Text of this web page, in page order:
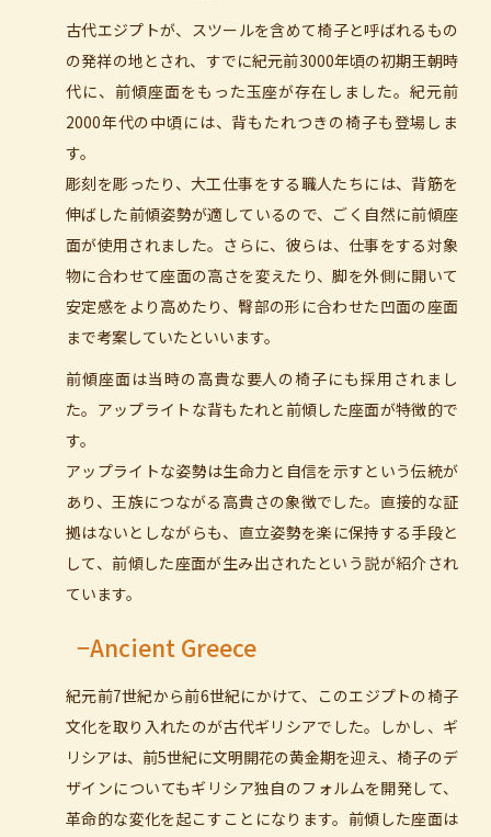
古代エジプトが、スツールを含めて椅子と呼ばれるもの
の発祥の地とされ、すでに紀元前3000年頃の初期王朝時
代に、前傾座面をもった玉座が存在しました。紀元前
2000年代の中頃には、背もたれつきの椅子も登場しま
す。
彫刻を彫ったり、大工仕事をする職人たちには、背筋を
伸ばした前傾姿勢が適しているので、ごく自然に前傾座
面が使用されました。さらに、彼らは、仕事をする対象
物に合わせて座面の高さを変えたり、脚を外側に開いて
安定感をより高めたり、臀部の形に合わせた凹面の座面
まで考案していたといいます。
前傾座面は当時の高貴な要人の椅子にも採用されまし
た。アップライトな背もたれと前傾した座面が特徴的で
す。
アップライトな姿勢は生命力と自信を示すという伝統が
あり、王族につながる高貴さの象徴でした。直接的な証
拠はないとしながらも、直立姿勢を楽に保持する手段と
して、前傾した座面が生み出されたという説が紹介され
ています。
−Ancient Greece
紀元前7世紀から前6世紀にかけて、このエジプトの椅子
文化を取り入れたのが古代ギリシアでした。しかし、ギ
リシアは、前5世紀に文明開花の黄金期を迎え、椅子のデ
ザインについてもギリシア独自のフォルムを開発して、
革命的な変化を起こすことになります。前傾した座面は